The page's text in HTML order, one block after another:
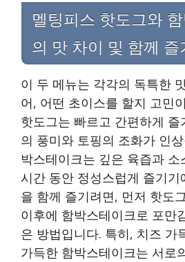
멜팅피스 핫도그와
의 맛 차이 및 함께 즐
이 두 메뉴는 각각의 독특한
어, 어떤 초이스를 할지 고민
핫도그는 빠르고 간편하게
의 풍미와 토핑의 조화가 인
박스테이크는 깊은 육즙과 소
시간 동안 정성스럽게 즐기기
을 함께 즐기려면, 먼저 핫도
이후에 함박스테이크로 포만
은 방법입니다. 특히, 치즈 가
가득한 함박스테이크는 서로